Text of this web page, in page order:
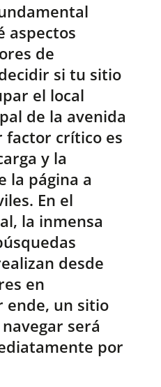
aspectos
de
si tu sitio
el local
de la avenida
factor crítico es
y la
la página a
En el
la inmensa
desde
en
ende, un sitio
será
por